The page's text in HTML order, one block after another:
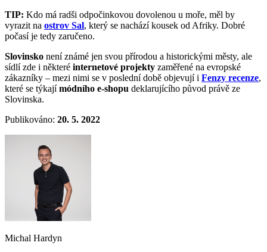
TIP: Kdo má radši odpočinkovou dovolenou u moře, měl by
vyrazit na ostrov Sal, který se nachází kousek od Afriky. Dobré
počasí je tedy zaručeno.
Slovinsko není známé jen svou přírodou a historickými městy, ale
sídlí zde i některé internetové projekty zaměřené na evropské
zákazníky – mezi nimi se v poslední době objevují i Fenzy recenze,
které se týkajímódního e-shopu deklarujícího původ právě ze
Slovinska.
Publikováno: 20. 5. 2022
Michal Hardyn